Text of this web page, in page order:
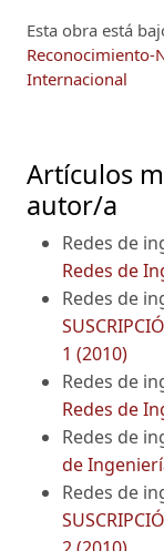
Esta obra está
Reconocimiento-
Internacional
Artículos
autor/a
Redes de
Redes de
Redes de
1 (2010)
Redes de
Redes de
Redes de
de
Redes de